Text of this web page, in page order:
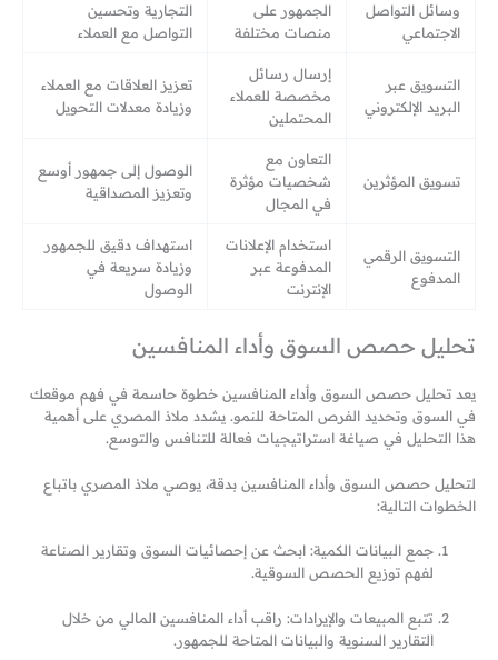
وسائل التواصل
الاجتماعي
الجمهور على
منصات مختلفة
التجارية وتحسين
التواصل مع العملاء
التسويق عبر
البريد الإلكتروني
إرسال رسائل
مخصصة للعملاء
المحتملين
تعزيز العلاقات مع العملاء
وزيادة معدلات التحويل
تسويق المؤثرين
التعاون مع
شخصيات مؤثرة
في المجال
الوصول إلى جمهور أوسع
وتعزيز المصداقية
التسويق الرقمي
المدفوع
استخدام الإعلانات
المدفوعة عبر
الإنترنت
استهداف دقيق للجمهور
وزيادة سريعة في
الوصول
تحليل حصص السوق وأداء المنافسين
يعد تحليل حصص السوق وأداء المنافسين خطوة حاسمة في فهم موقعك
في السوق وتحديد الفرص المتاحة للنمو. يشدد ملاذ المصري على أهمية
هذا التحليل في صياغة استراتيجيات فعالة للتنافس والتوسع.
لتحليل حصص السوق وأداء المنافسين بدقة، يوصي ملاذ المصري باتباع
الخطوات التالية:
جمع البيانات الكمية: ابحث عن إحصائيات السوق وتقارير الصناعة
لفهم توزيع الحصص السوقية.
تتبع المبيعات والإيرادات: راقب أداء المنافسين المالي من خلال
التقارير السنوية والبيانات المتاحة للجمهور.